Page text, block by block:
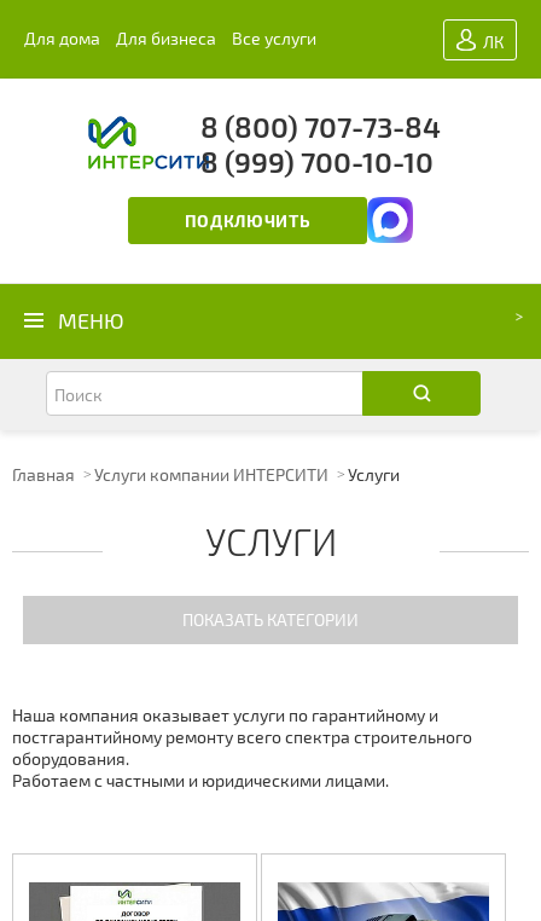
ЛК
Для дома Для бизнеса Все услуги
8 (800) 707-73-84
8 (999) 700-10-10
ПОДКЛЮЧИТЬ
МЕНЮ
Главная Услуги компании ИНТЕРСИТИ Услуги
УСЛУГИ
ПОКАЗАТЬ КАТЕГОРИИ
Телевидение
Обслуживание
Наша компания оказывает услуги по гарантийному и
постгарантийному ремонту всего спектра строительного
оборудования.
Работаем с частными и юридическими лицами.